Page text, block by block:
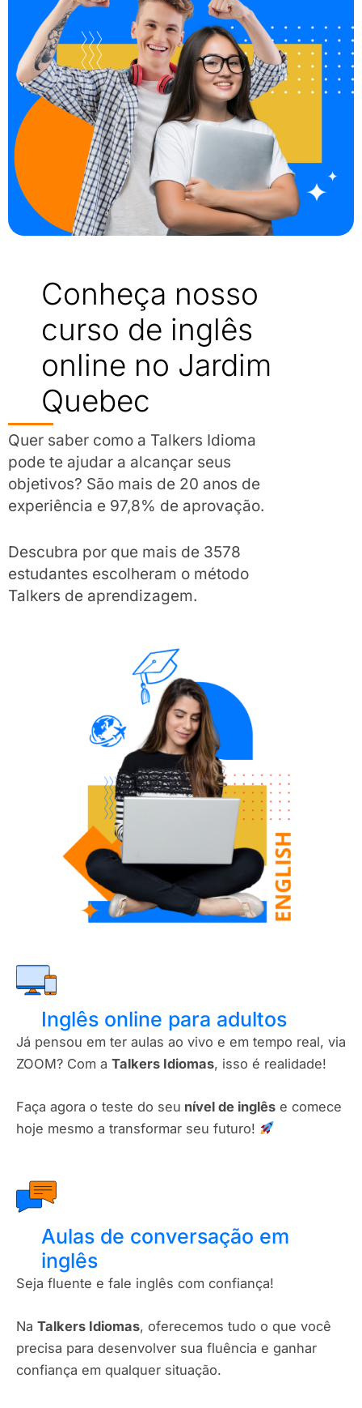
Conheça nosso
curso de inglês
online no Jardim
Quebec
Quer saber como a Talkers Idioma
pode te ajudar a alcançar seus
objetivos? São mais de 20 anos de
experiência e 97,8% de aprovação.
Descubra por que mais de 3578
estudantes escolheram o método
Talkers de aprendizagem.
Inglês online para adultos
Já pensou em ter aulas ao vivo e em tempo real, via
ZOOM? Com a Talkers Idiomas, isso é realidade!
Faça agora o teste do seu nível de inglês e comece
hoje mesmo a transformar seu futuro!
Aulas de conversação em
inglês
Seja fluente e fale inglês com confiança!
Na Talkers Idiomas, oferecemos tudo o que você
precisa para desenvolver sua fluência e ganhar
confiança em qualquer situação.